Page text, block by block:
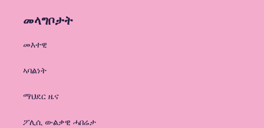
መላግቦታት
መእተዊ
ኣባልነት
ማህደር ዜና
ፖሊሲ ውልቃዊ ሓበሬታ